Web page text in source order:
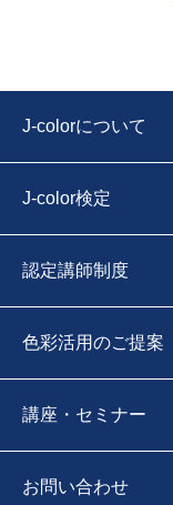
J-colorについて
J-color検定
認定講師制度
色彩活用のご提案
講座・セミナー
お問い合わせ